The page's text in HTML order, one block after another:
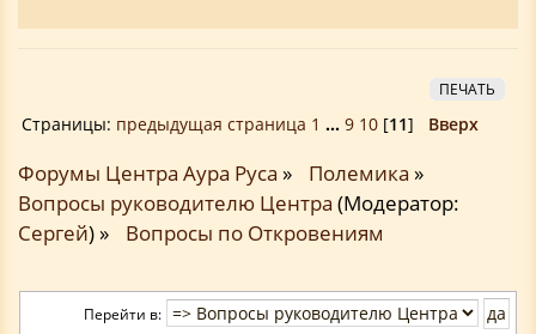
ПЕЧАТЬ
Страницы: предыдущая страница 1 ... 9 10[11] Вверх
Форумы Центра Аура Руса » Полемика »
Вопросы руководителю Центра (Модератор:
Сергей) » Вопросы по Откровениям
Перейти в: